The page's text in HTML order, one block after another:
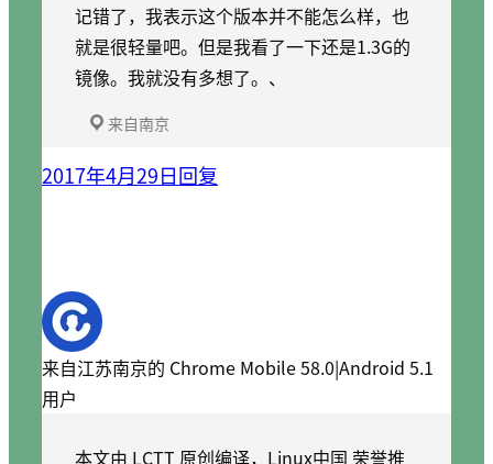
记错了，我表示这个版本并不能怎么样，也
就是很轻量吧。但是我看了一下还是1.3G的
镜像。我就没有多想了。、
来自南京
2017年4月29日回复
来自江苏南京的 Chrome Mobile 58.0|Android 5.1
用户
本文由 LCTT 原创编译，Linux中国 荣誉推